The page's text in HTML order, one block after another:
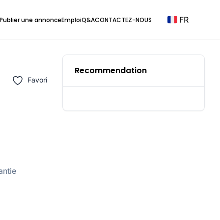
Publier une annonceEmploiQ&ACONTACTEZ-NOUS FR
Favori
Recommendation